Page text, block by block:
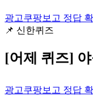
광고쿠팡보고 정답
📌 신한퀴즈
[어제 퀴즈]
광고쿠팡보고 정답